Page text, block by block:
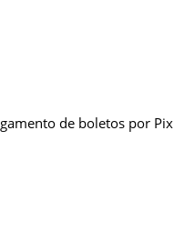
de boletos por Pix